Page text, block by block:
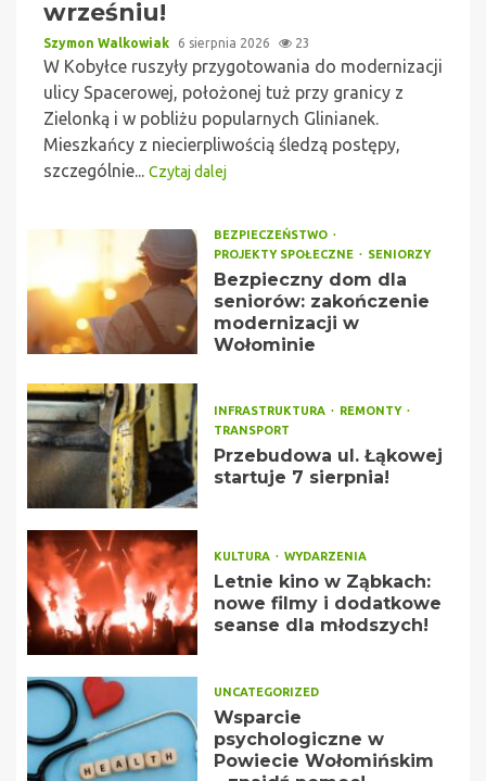
wrześniu!
Szymon Walkowiak 6 sierpnia 2026 23
W Kobyłce ruszyły przygotowania do modernizacji
ulicy Spacerowej, położonej tuż przy granicy z
Zielonką i w pobliżu popularnych Glinianek.
Mieszkańcy z niecierpliwością śledzą postępy,
szczególnie... Czytaj dalej
BEZPIECZEŃSTWO
PROJEKTY SPOŁECZNE
SENIORZY
Bezpieczny dom dla
seniorów: zakończenie
modernizacji w
Wołominie
INFRASTRUKTURA
REMONTY
TRANSPORT
Przebudowa ul. Łąkowej
startuje 7 sierpnia!
KULTURA WYDARZENIA
Letnie kino w Ząbkach:
nowe filmy i dodatkowe
seanse dla młodszych!
UNCATEGORIZED
Wsparcie
psychologiczne w
Powiecie Wołomińskim